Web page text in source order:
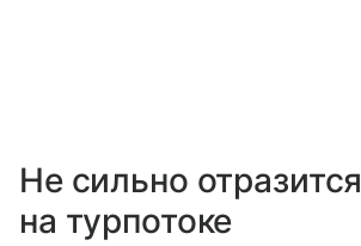
Не сильно отразится
на турпотоке